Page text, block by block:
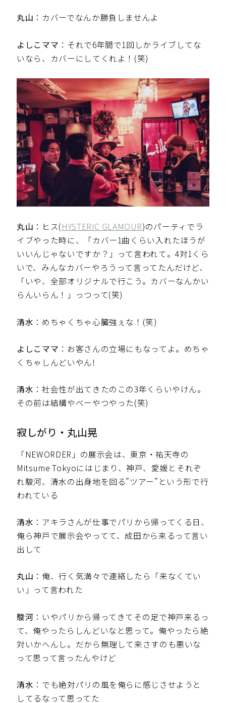
丸山 ：カバーでなんか勝負しませんよ
よしこママ ：それで6年間で1回しかライブしてな
いなら、カバーにしてくれよ！(笑)
丸山 ：ヒス(HYSTERIC GLAMOUR)のパーティでラ
イブやった時に、「カバー1曲くらい入れたほうが
いいんじゃないですか？」って言われて。4対1くら
いで、みんなカバーやろうって言ってたんだけど、
「いや、全部オリジナルで行こう。カバーなんかい
らんいらん！」っつって(笑)
清水 ：めちゃくちゃ心臓強ぇな！(笑)
よしこママ ：お客さんの立場にもなってよ。めちゃ
くちゃしんどいやん!
清水 ：社会性が出てきたのこの3年くらいやけん。
その前は結構やべーやつやった(笑)
寂しがり・丸山晃
「NEWORDER」の展示会は、東京・祐天寺の
Mitsume Tokyoにはじまり、神戸、愛媛とそれぞ
れ駿河、清水の出身地を回る”ツアー”という形で行
われている
清水 ：アキラさんが仕事でパリから帰ってくる日、
俺ら神戸で展示会やってて、成田から来るって言い
出して
丸山 ：俺、行く気満々で連絡したら「来なくてい
い」って言われた
駿河 ：いやパリから帰ってきてその足で神戸来るっ
て、俺やったらしんどいなと思って。俺やったら絶
対いかへんし。だから無理して来さすのも悪いな
って思って言ったんやけど
清水 ：でも絶対パリの風を俺らに感じさせようと
してるなって思ってた